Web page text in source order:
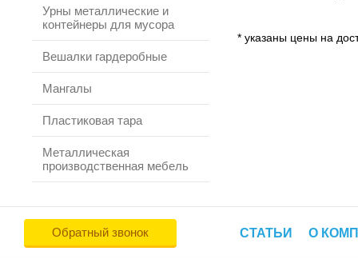
Урны металлические и
контейнеры для мусора
Вешалки гардеробные
Мангалы
Пластиковая тара
Металлическая
производственная мебель
* указаны цены на
Обратный звонок СТАТЬИ О